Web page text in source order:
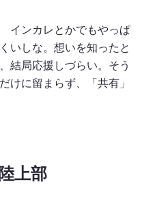
インカレとかでもやっぱ
いしな。想いを知ったと
結局応援しづらい。そう
けに留まらず、「共有」
上部